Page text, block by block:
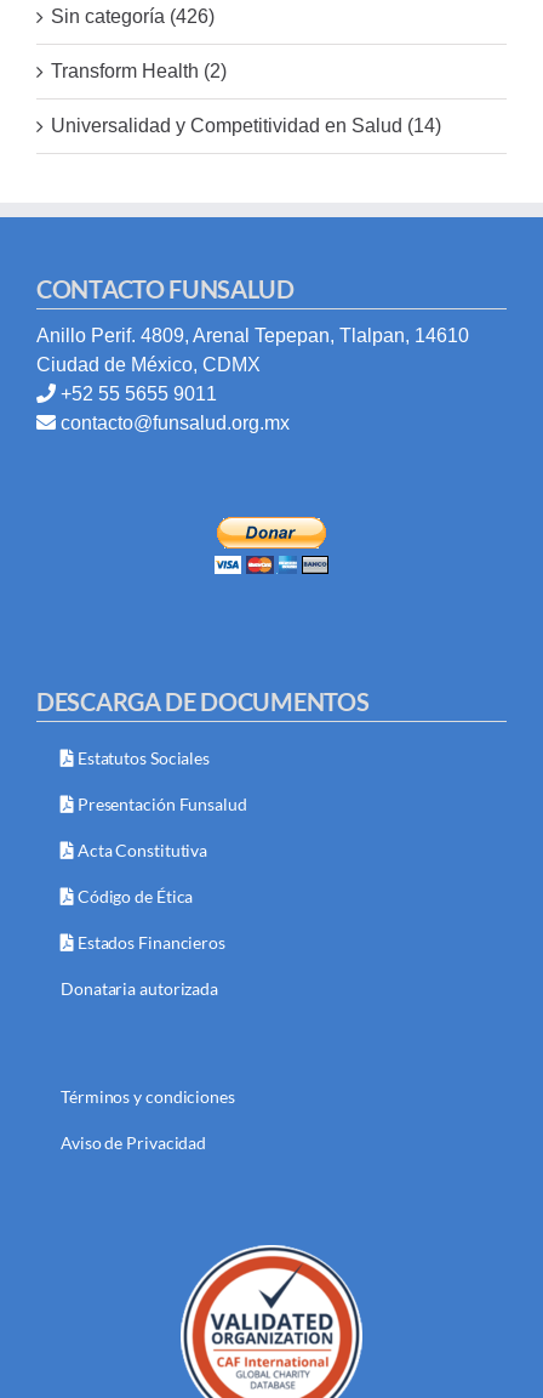
Sin categoría (426)
Transform Health (2)
Universalidad y Competitividad en Salud (14)
CONTACTO FUNSALUD
Anillo Perif. 4809, Arenal Tepepan, Tlalpan, 14610
Ciudad de México, CDMX
+52 55 5655 9011
contacto@funsalud.org.mx
DESCARGA DE DOCUMENTOS
Estatutos Sociales
Presentación Funsalud
Acta Constitutiva
Código de Ética
Estados Financieros
Donataria autorizada
Términos y condiciones
Aviso de Privacidad